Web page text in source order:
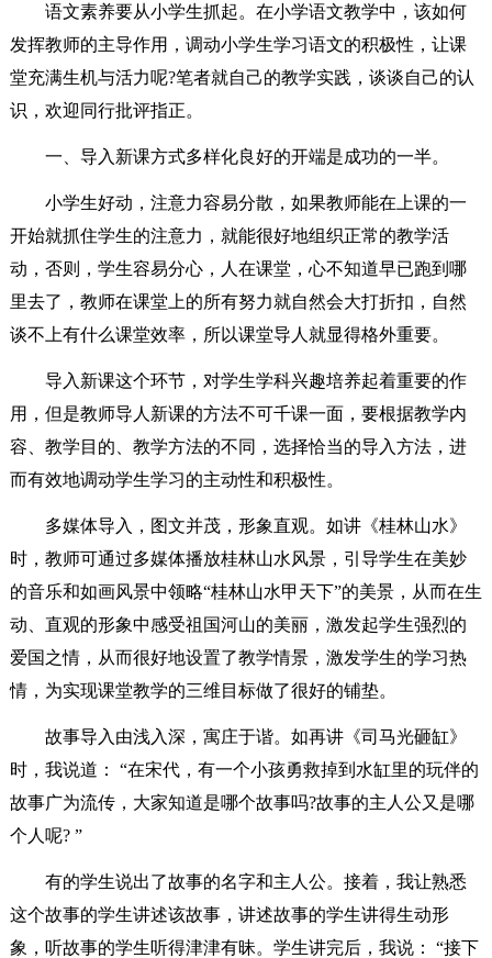
语文素养要从小学生抓起。在小学语文教学中，该如何
发挥教师的主导作用，调动小学生学习语文的积极性，让课
堂充满生机与活力呢?笔者就自己的教学实践，谈谈自己的认
识，欢迎同行批评指正。
一、导入新课方式多样化良好的开端是成功的一半。
小学生好动，注意力容易分散，如果教师能在上课的一
开始就抓住学生的注意力，就能很好地组织正常的教学活
动，否则，学生容易分心，人在课堂，心不知道早已跑到哪
里去了，教师在课堂上的所有努力就自然会大打折扣，自然
谈不上有什么课堂效率，所以课堂导人就显得格外重要。
导入新课这个环节，对学生学科兴趣培养起着重要的作
用，但是教师导人新课的方法不可千课一面，要根据教学内
容、教学目的、教学方法的不同，选择恰当的导入方法，进
而有效地调动学生学习的主动性和积极性。
多媒体导入，图文并茂，形象直观。如讲《桂林山水》
时，教师可通过多媒体播放桂林山水风景，引导学生在美妙
的音乐和如画风景中领略“桂林山水甲天下”的美景，从而在生
动、直观的形象中感受祖国河山的美丽，激发起学生强烈的
爱国之情，从而很好地设置了教学情景，激发学生的学习热
情，为实现课堂教学的三维目标做了很好的铺垫。
故事导入由浅入深，寓庄于谐。如再讲《司马光砸缸》
时，我说道： “在宋代，有一个小孩勇救掉到水缸里的玩伴的
故事广为流传，大家知道是哪个故事吗?故事的主人公又是哪
个人呢? ”
有的学生说出了故事的名字和主人公。接着，我让熟悉
这个故事的学生讲述该故事，讲述故事的学生讲得生动形
象，听故事的学生听得津津有昧。学生讲完后，我说： “接下